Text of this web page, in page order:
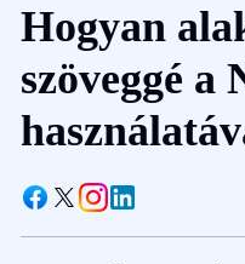
Hogyan
szöveggé